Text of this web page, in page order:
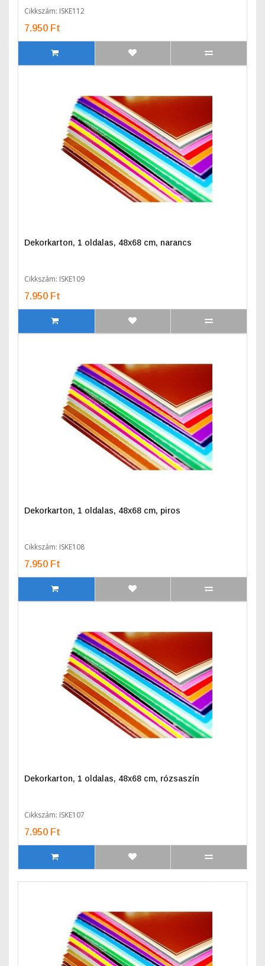
Cikkszám: ISKE112
7.950 Ft
Dekorkarton, 1 oldalas, 48x68 cm, narancs
Cikkszám: ISKE109
7.950 Ft
Dekorkarton, 1 oldalas, 48x68 cm, piros
Cikkszám: ISKE108
7.950 Ft
Dekorkarton, 1 oldalas, 48x68 cm, rózsaszín
Cikkszám: ISKE107
7.950 Ft